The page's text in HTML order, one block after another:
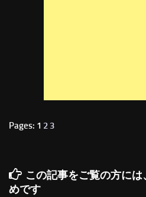
Pages: 1 2 3
この記事をご覧の方に
めです